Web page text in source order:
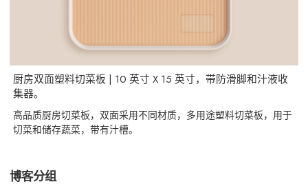
厨房双面塑料切菜板 | 10 英寸 X 15 英寸，带防滑脚和汁液收
集器。
高品质厨房切菜板，双面采用不同材质，多用途塑料切菜板，用于
切菜和储存蔬菜，带有汁槽。
博客分组